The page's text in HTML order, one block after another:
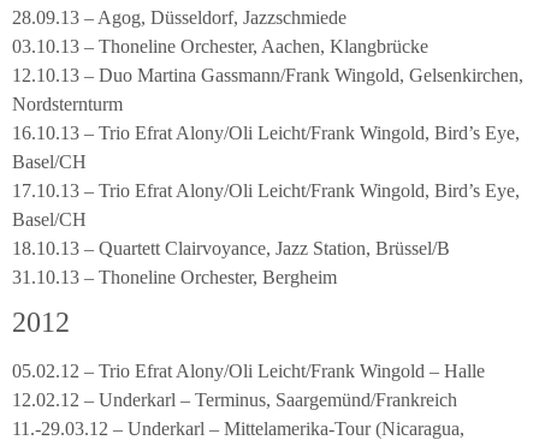
28.09.13 – Agog, Düsseldorf, Jazzschmiede
03.10.13 – Thoneline Orchester, Aachen, Klangbrücke
12.10.13 – Duo Martina Gassmann/Frank Wingold, Gelsenkirchen,
Nordsternturm
16.10.13 – Trio Efrat Alony/Oli Leicht/Frank Wingold, Bird’s Eye,
Basel/CH
17.10.13 – Trio Efrat Alony/Oli Leicht/Frank Wingold, Bird’s Eye,
Basel/CH
18.10.13 – Quartett Clairvoyance, Jazz Station, Brüssel/B
31.10.13 – Thoneline Orchester, Bergheim
2012
05.02.12 – Trio Efrat Alony/Oli Leicht/Frank Wingold – Halle
12.02.12 – Underkarl – Terminus, Saargemünd/Frankreich
11.-29.03.12 – Underkarl – Mittelamerika-Tour (Nicaragua,